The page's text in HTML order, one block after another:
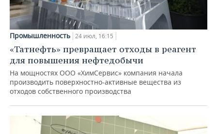
Промышленность 24 июл, 16:15
«Татнефть» превращает отходы в реагент
для повышения нефтедобычи
На мощностях ООО «ХимСервис» компания начала
производить поверхностно-активные вещества из
отходов собственного производства